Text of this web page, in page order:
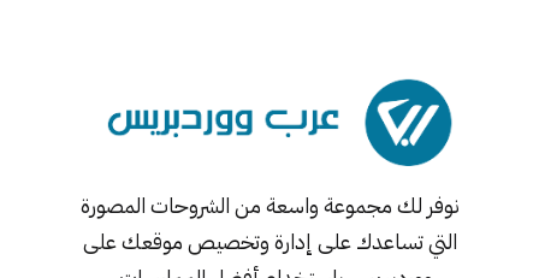
نوفر لك مجموعة واسعة من الشروحات المصورة
التي تساعدك على إدارة وتخصيص موقعك على